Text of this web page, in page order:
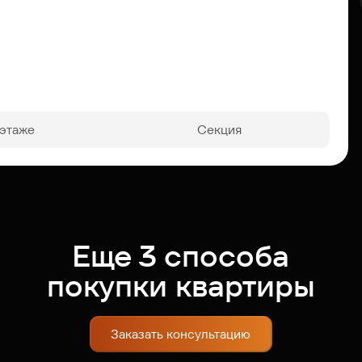
Секция
Еще 3 способа
покупки квартиры
Заказать консультацию